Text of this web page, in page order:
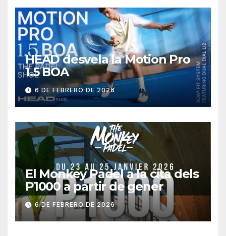
HEAD desvela la Motion Pro
1.5 BOA
6 DE FEBRERO DE 2026
El Monkey Padel a la cita dels
P1000 a partir de gener
6 DE FEBRERO DE 2026